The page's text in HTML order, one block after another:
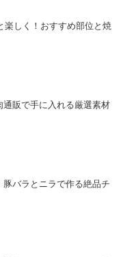
楽しく！おすすめ部位と焼
販で手に入れる厳選素材
バラとニラで作る絶品チ